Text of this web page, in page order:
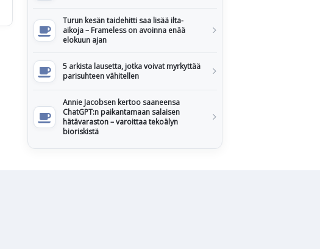
Turun kesän taidehitti saa lisää ilta-
aikoja – Frameless on avoinna enää
elokuun ajan
5 arkista lausetta, jotka voivat myrkyttää
parisuhteen vähitellen
Annie Jacobsen kertoo saaneensa
ChatGPT:n paikantamaan salaisen
hätävaraston – varoittaa tekoälyn
bioriskistä